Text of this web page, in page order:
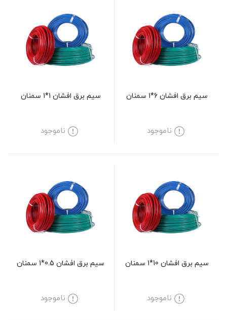
سیم برق افشان 6*1 سمنان
ناموجود
سیم برق افشان 1*1 سمنان
ناموجود
سیم برق افشان 10*1 سمنان
ناموجود
سیم برق افشان 0.5*1 سمنان
ناموجود